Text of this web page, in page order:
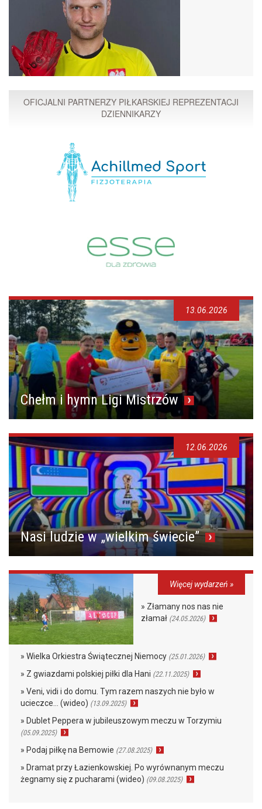
OFICJALNI PARTNERZY PIŁKARSKIEJ REPREZENTACJI
DZIENNIKARZY
Chełm i hymn Ligi Mistrzów
13.06.2026
Nasi ludzie w „wielkim świecie”
12.06.2026
Więcej wydarzeń »
» Złamany nos nas nie
złamał (24.05.2026)
» Wielka Orkiestra Świątecznej Niemocy (25.01.2026)
» Z gwiazdami polskiej piłki dla Hani (22.11.2025)
» Veni, vidi i do domu. Tym razem naszych nie było w
ucieczce… (wideo) (13.09.2025)
» Dublet Peppera w jubileuszowym meczu w Torzymiu
(05.09.2025)
» Podaj piłkę na Bemowie (27.08.2025)
» Dramat przy Łazienkowskiej. Po wyrównanym meczu
żegnamy się z pucharami (wideo) (09.08.2025)